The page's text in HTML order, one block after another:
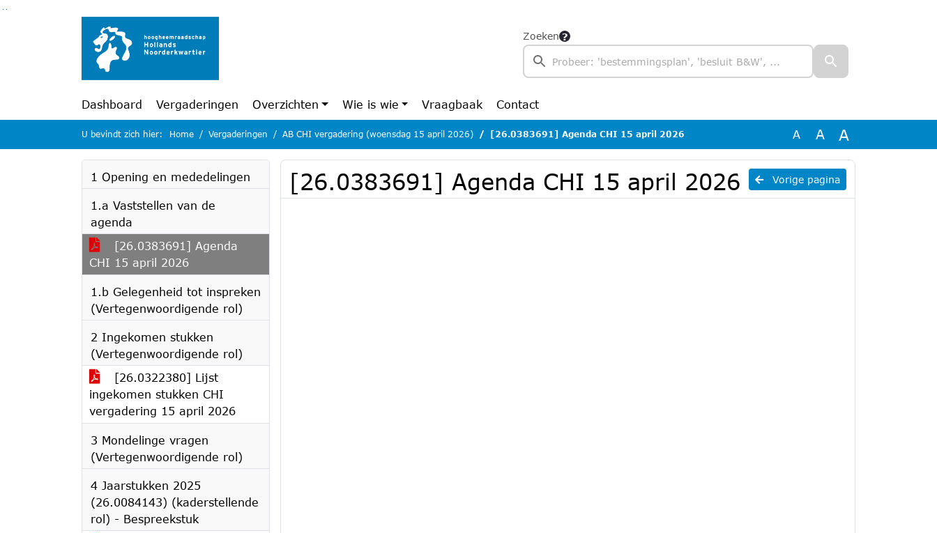
Ga naar de inhoud van deze pagina
Ga naar het zoeken
Ga naar het menu
Zoeken
Dashboard Vergaderingen Overzichten Wie is wie Vraagbaak Contact
U bevindt zich hier: Home Vergaderingen AB CHI vergadering (woensdag 15 april 2026) [26.0383691] Agenda CHI 15 april 2026 A A A
1 Opening en mededelingen
1.a Vaststellen van de
agenda
[26.0383691] Agenda
CHI 15 april 2026
1.b Gelegenheid tot inspreken
(Vertegenwoordigende rol)
2 Ingekomen stukken
(Vertegenwoordigende rol)
[26.0322380] Lijst
ingekomen stukken CHI
vergadering 15 april 2026
3 Mondelinge vragen
(Vertegenwoordigende rol)
4 Jaarstukken 2025
(26.0084143) (kaderstellende
rol) - Bespreekstuk
Vorige pagina
[26.0383691] Agenda CHI 15 april 2026